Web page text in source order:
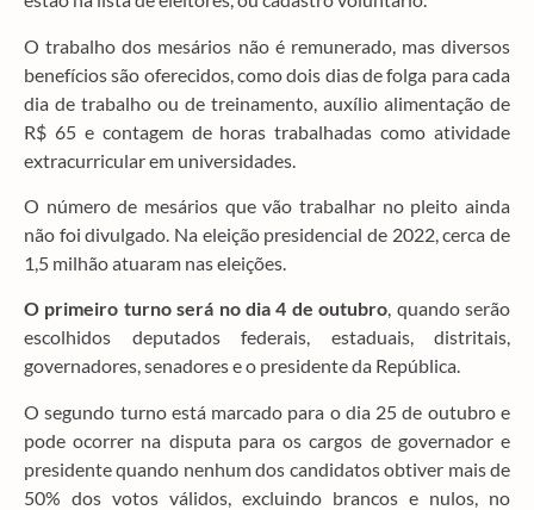
O trabalho dos mesários não é remunerado, mas diversos
benefícios são oferecidos, como dois dias de folga para cada
dia de trabalho ou de treinamento, auxílio alimentação de
R$ 65 e contagem de horas trabalhadas como atividade
extracurricular em universidades.
O número de mesários que vão trabalhar no pleito ainda
não foi divulgado. Na eleição presidencial de 2022, cerca de
1,5 milhão atuaram nas eleições.
O primeiro turno será no dia 4 de outubro, quando serão
escolhidos deputados federais, estaduais, distritais,
governadores, senadores e o presidente da República.
O segundo turno está marcado para o dia 25 de outubro e
pode ocorrer na disputa para os cargos de governador e
presidente quando nenhum dos candidatos obtiver mais de
50% dos votos válidos, excluindo brancos e nulos, no